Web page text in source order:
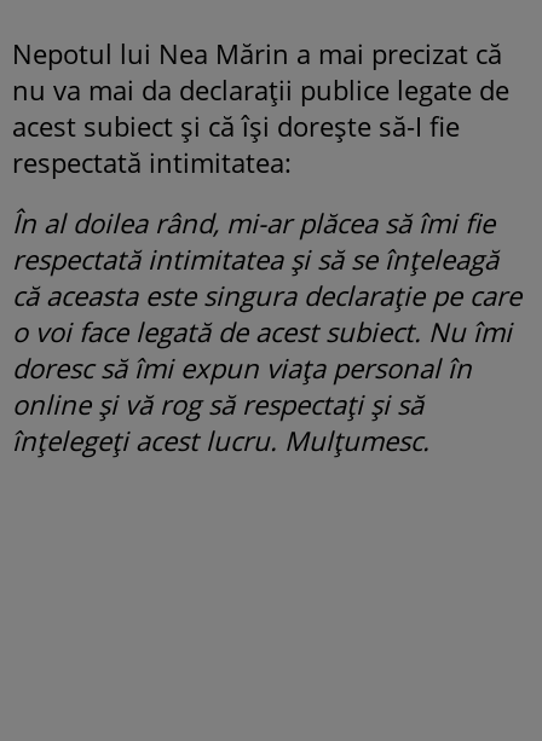
Nepotul lui Nea Mărin a mai precizat că
nu va mai da declarații publice legate de
acest subiect și că își dorește să-I fie
respectată intimitatea:
În al doilea rând, mi-ar plăcea să îmi fie
respectată intimitatea și să se înțeleagă
că aceasta este singura declarație pe care
o voi face legată de acest subiect. Nu îmi
doresc să îmi expun viața personal în
online și vă rog să respectați și să
înțelegeți acest lucru. Mulțumesc.